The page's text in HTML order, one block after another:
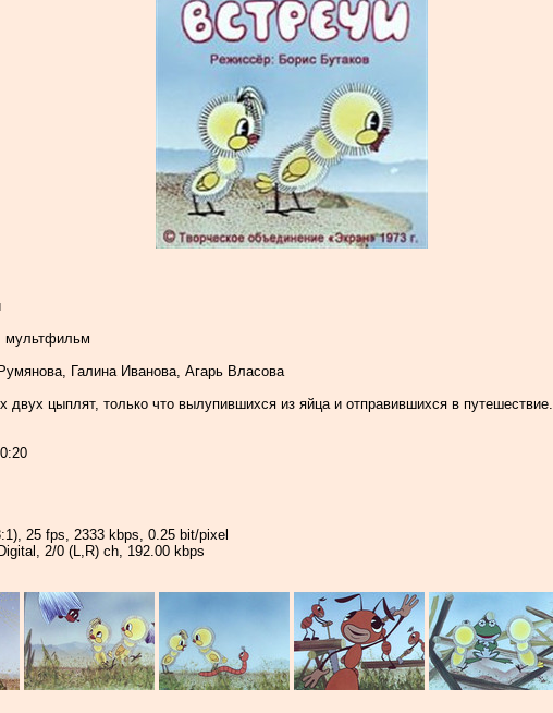
мультфильм
Галина Иванова, Агарь Власова
двух цыплят, только что вылупившихся из яйца и отправившихся в путешествие.
25 fps, 2333 kbps, 0.25 bit/pixel
2/0 (L,R) ch, 192.00 kbps